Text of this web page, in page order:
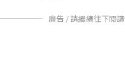
廣告 / 請繼續往下閱讀